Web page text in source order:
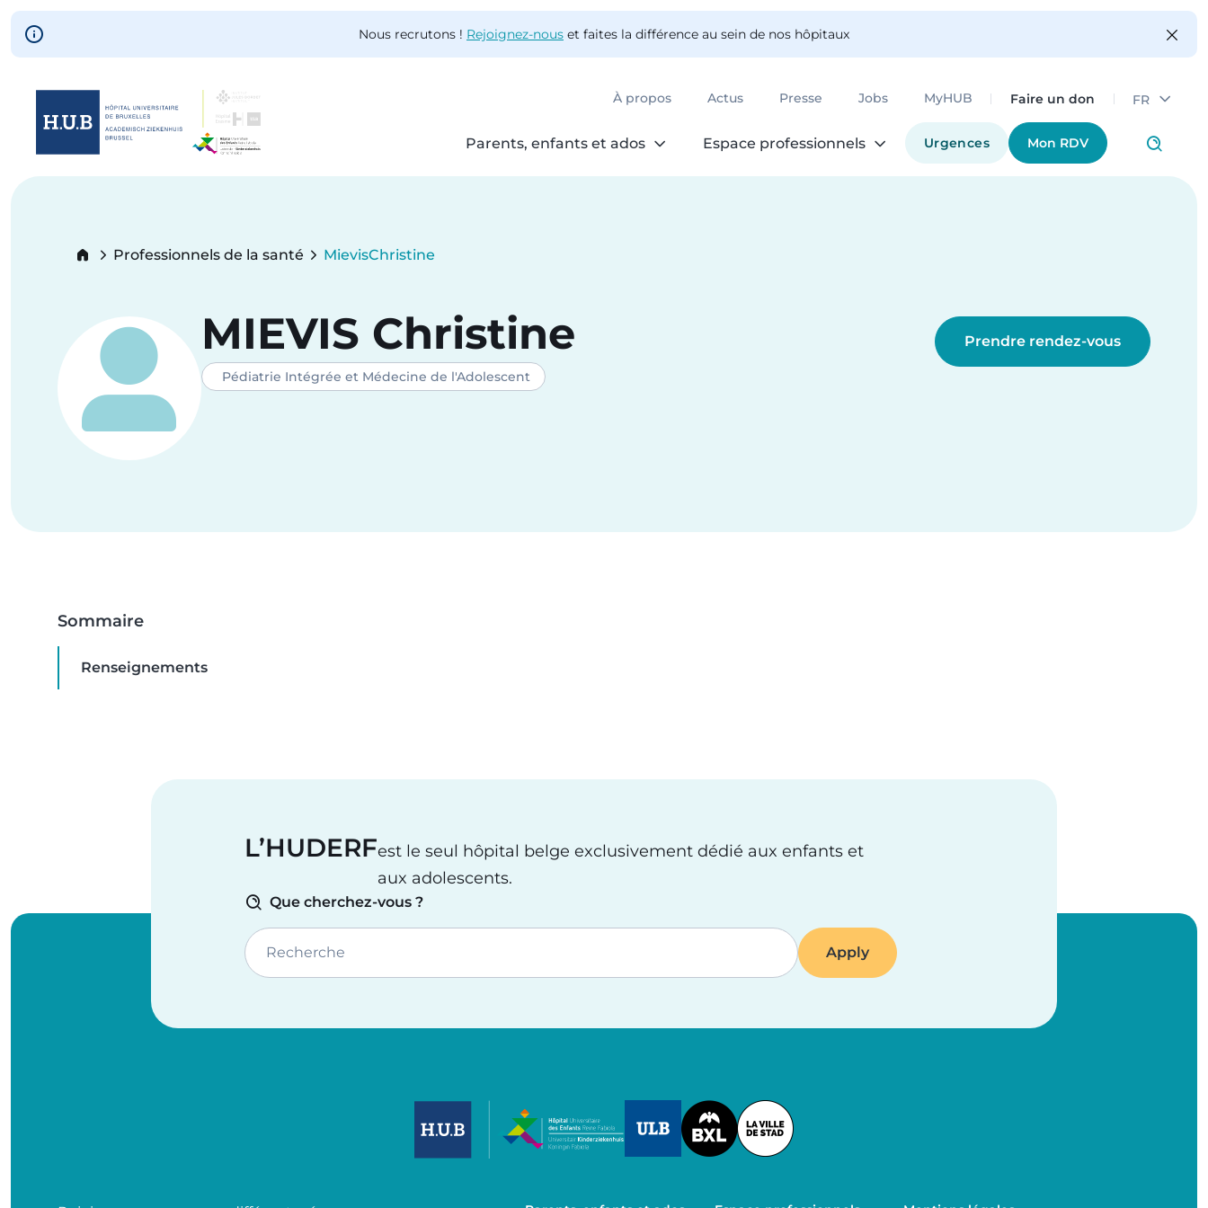
Skip to main content
Nous recrutons ! Rejoignez-nous et faites la différence au sein de nos hôpitaux
À propos Actus Presse Jobs MyHUB Faire un don FR
Parents, enfants et ados Espace professionnels Urgences Mon RDV
Skip
Breadcrumb
Professionnels de la santé MievisChristine
MIEVIS Christine
Pédiatrie Intégrée et Médecine de l'Adolescent
Prendre rendez-vous
Sommaire
Renseignements
L’HUDERFest le seul hôpital belge exclusivement dédié aux enfants et
aux adolescents.
Que cherchez-vous ?
Recherche
Image